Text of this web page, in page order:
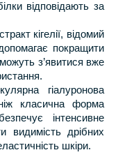
відповідають за
кігелії, відомий
покращити
з’явитися вже
гіалуронова
класична форма
інтенсивне
видимість дрібних
шкіри.